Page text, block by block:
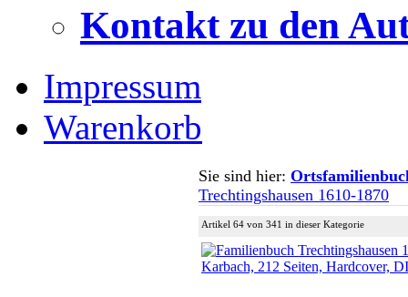
Kontakt zu den
Impressum
Warenkorb
Sie sind hier:
Trechtingshausen 1610-1870
Artikel 64 von 341 in dieser Kategorie